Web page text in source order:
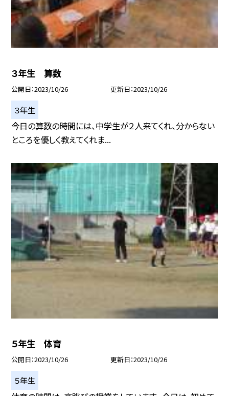
３年生 算数
公開日 2023/10/26 更新日 2023/10/26
３年生
今日の算数の時間には、中学生が２人来てくれ、分からない
ところを優しく教えてくれま...
５年生 体育
公開日 2023/10/26 更新日 2023/10/26
５年生